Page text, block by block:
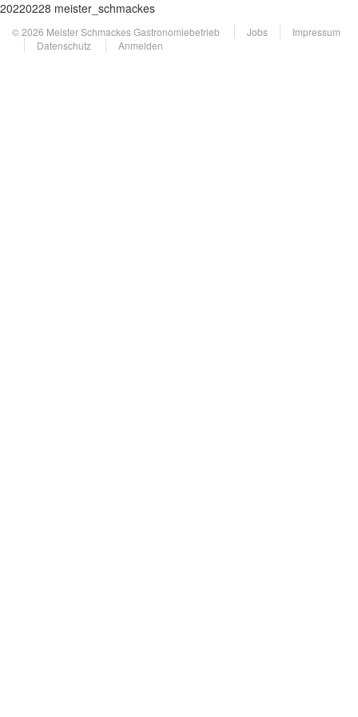
20220228 meister_schmackes
© 2026 Meister Schmackes Gastronomiebetrieb Jobs
Impressum
Datenschutz
Anmelden